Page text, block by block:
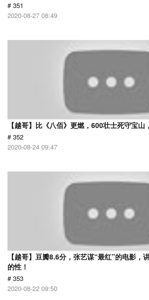
# 351
2020-08-27 08:49
【越哥】比《八佰》更燃，600壮士死守宝山
# 352
2020-08-24 09:47
【越哥】豆瓣8.6分，张艺谋“最红”的电影，
的性！
# 353
2020-08-22 09:50